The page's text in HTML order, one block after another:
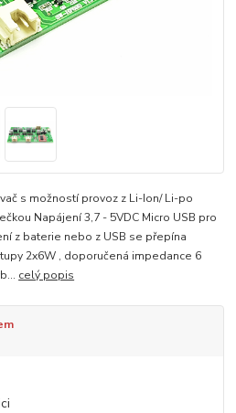
s možností provoz z Li-Ion/ Li-po
Napájení 3,7 - 5VDC Micro USB pro
z baterie nebo z USB se přepína
2x6W , doporučená impedance 6
celý popis